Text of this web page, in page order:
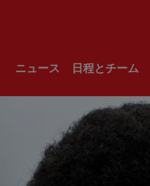
ニュース 日程とチーム